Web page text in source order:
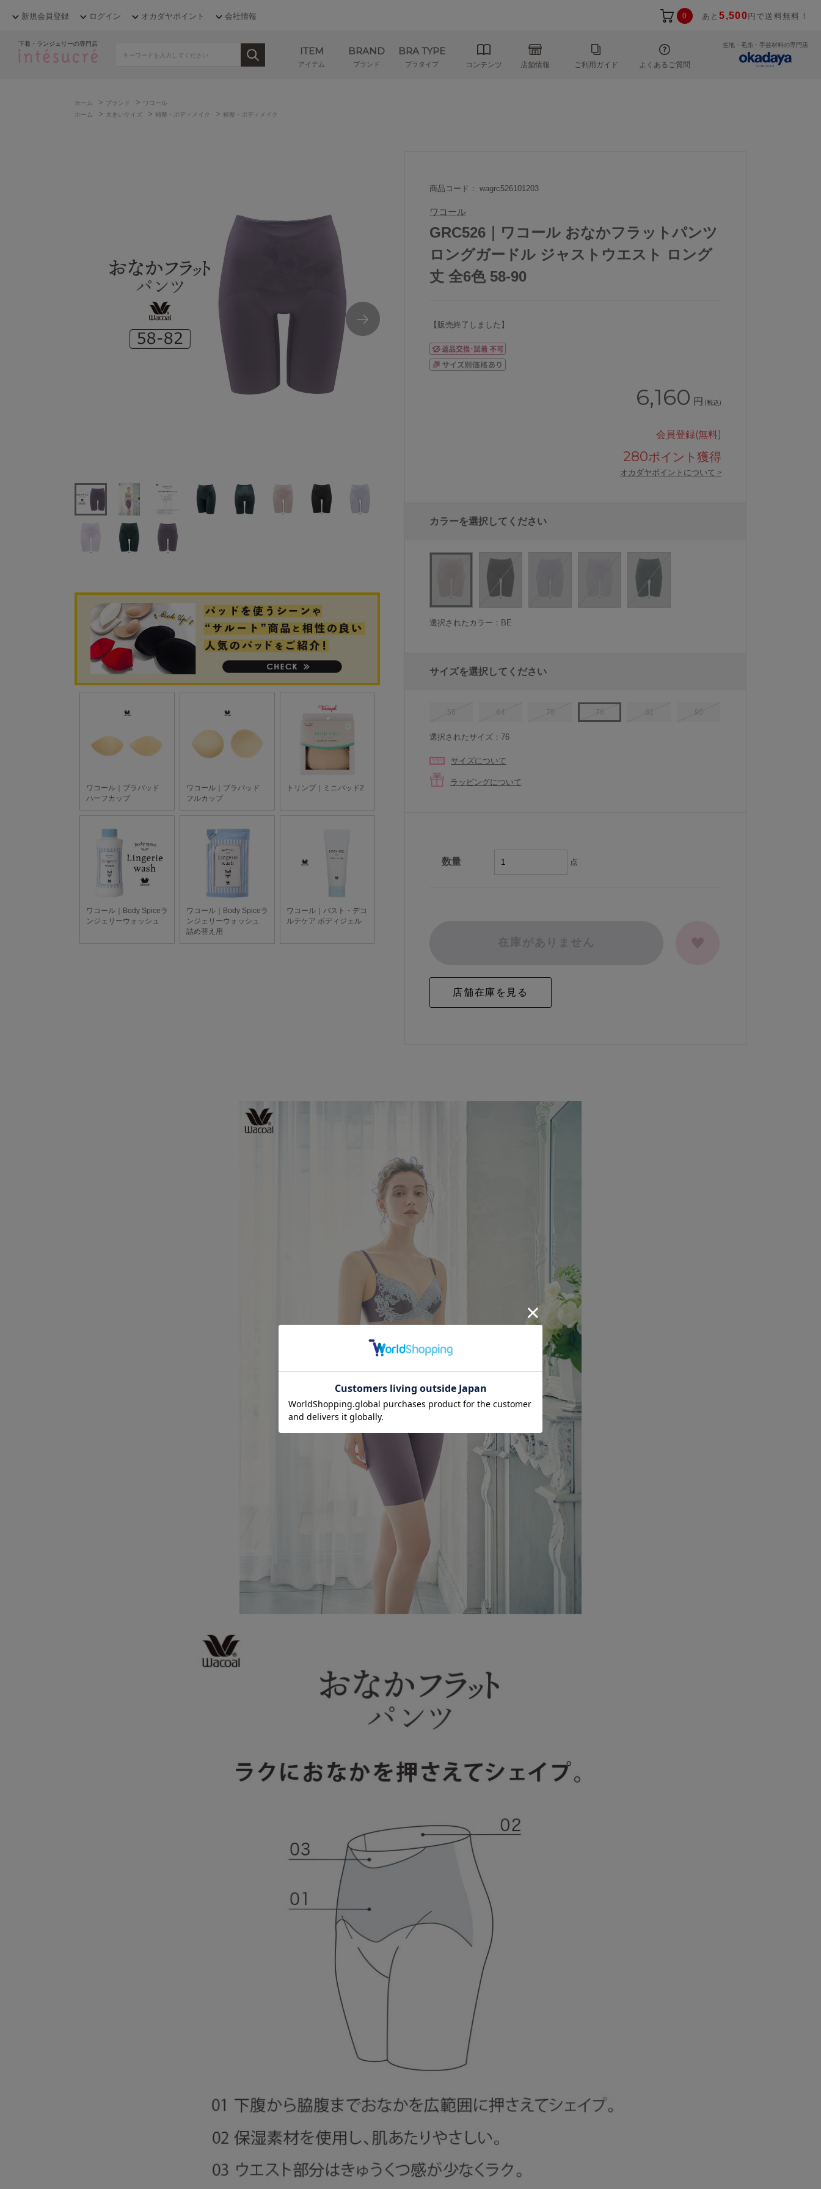
新規会員登録 ログイン オカダヤポイント 会社情報 0 あと5,500 円で送料無料！
下着・ランジェリーの専門店
ITEM
アイテム
BRAND
ブランド
BRA TYPE
ブラタイプ コンテンツ 店舗情報 ご利用ガイド よくあるご質問
生地・毛糸・手芸材料の専門店
ホーム > ブランド > ワコール
ホーム
> 大きいサイズ > 補整・ボディメイク > 補整・ボディメイク
ワコールおなかフラットパンツショートガードルジャストウエストボーイレングス丈 ワコールおなかフラットパンツショ
商品コード： wagrc526101203
ワコール
GRC526｜ワコール おなかフラットパンツ
ロングガードル ジャストウエスト ロング
丈 全6色 58-90
【販売終了しました】
6,160 円 (税込)
会員登録(無料)
280ポイント獲得
オカダヤポイントについて >
カラーを選択してください
選択されたカラー：BE
サイズを選択してください
58 64 70 76 82 90
選択されたサイズ：76
サイズについて
ラッピングについて
数量 点
在庫がありません